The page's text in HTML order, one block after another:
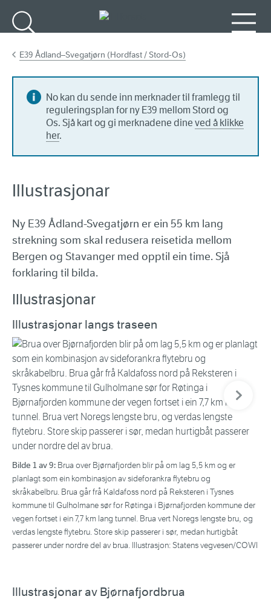
E39 Ådland–Svegatjørn (Hordfast / Stord-Os)
No kan du sende inn merknader til framlegg til
reguleringsplan for ny E39 mellom Stord og
Os. Sjå kart og gi merknadene dine ved å klikke
her.
Illustrasjonar
Ny E39 Ådland-Svegatjørn er ein 55 km lang
strekning som skal redusera reisetida mellom
Bergen og Stavanger med opptil ein time. Sjå
forklaring til bilda.
Illustrasjonar
Illustrasjonar langs traseen
Bilde 1 av 9: Brua over Bjørnafjorden blir på om lag 5,5 km og er
planlagt som ein kombinasjon av sideforankra flytebru og
skråkabelbru. Brua går frå Kaldafoss nord på Reksteren i Tysnes
kommune til Gulholmane sør for Røtinga i Bjørnafjorden kommune der
vegen fortset i ein 7,7 km lang tunnel. Brua vert Noregs lengste bru, og
verdas lengste flytebru. Store skip passerer i sør, medan hurtigbåt
passerer under nordre del av brua. Illustrasjon: Statens vegvesen/COWI
Illustrasjonar av Bjørnafjordbrua